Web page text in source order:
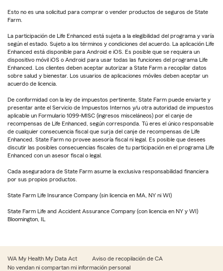
Esto no es una solicitud para comprar o vender productos de seguros de State
Farm.
La participación de Life Enhanced está sujeta a la elegibilidad del programa y varía
según el estado. Sujeto a los términos y condiciones del acuerdo. La aplicación Life
Enhanced está disponible para Android e iOS. Es posible que se requiera un
dispositivo móvil iOS o Android para usar todas las funciones del programa Life
Enhanced. Los clientes deben aceptar autorizar a State Farm a recopilar datos
sobre salud y bienestar. Los usuarios de aplicaciones móviles deben aceptar un
acuerdo de licencia.
De conformidad con la ley de impuestos pertinente, State Farm puede enviarte y
presentar ante el Servicio de Impuestos Internos y/u otra autoridad de impuestos
aplicable un Formulario 1099-MISC (ingresos misceláneos) por el canje de
recompensas de Life Enhanced, según corresponda. Tú eres el único responsable
de cualquier consecuencia fiscal que surja del canje de recompensas de Life
Enhanced. State Farm no provee asesoría fiscal ni legal. Es posible que desees
discutir las posibles consecuencias fiscales de tu participación en el programa Life
Enhanced con un asesor fiscal o legal.
Cada aseguradora de State Farm asume la exclusiva responsabilidad financiera
por sus propios productos.
State Farm Life Insurance Company (sin licencia en MA, NY ni WI)
State Farm Life and Accident Assurance Company (con licencia en NY y WI)
Bloomington, IL
WA My Health My Data Act
Aviso de recopilación de CA
No vendan ni compartan mi información personal